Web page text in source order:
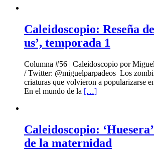
Caleidoscopio: Reseña
us’, temporada 1
Columna #56 | Caleidoscopio por
/ Twitter: @miguelparpadeos Los
criaturas que volvieron a popularizarse
En el mundo de la […]
Caleidoscopio:
de la maternidad